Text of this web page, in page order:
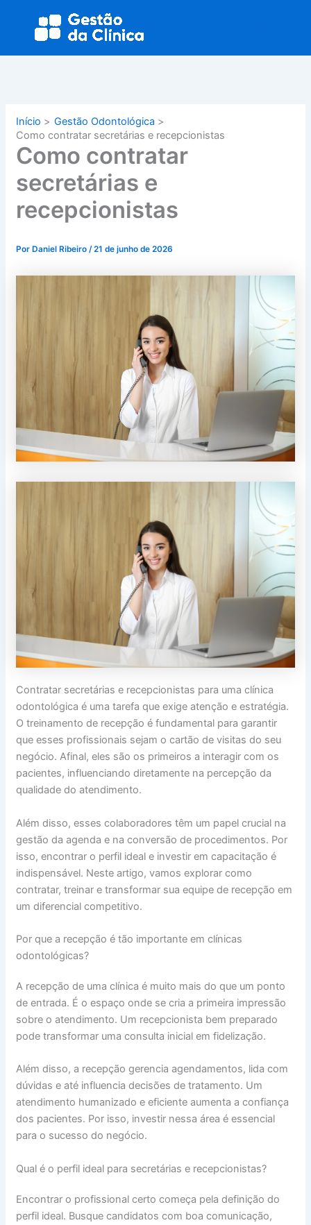
conteúdo
Início
Gestão Odontológica
Como contratar secretárias e recepcionistas
Como contratar
secretárias e
recepcionistas
Por Daniel Ribeiro /21 de junho de 2026
Contratar secretárias e recepcionistas para uma clínica
odontológica é uma tarefa que exige atenção e estratégia.
O treinamento de recepção é fundamental para garantir
que esses profissionais sejam o cartão de visitas do seu
negócio. Afinal, eles são os primeiros a interagir com os
pacientes, influenciando diretamente na percepção da
qualidade do atendimento.
Além disso, esses colaboradores têm um papel crucial na
gestão da agenda e na conversão de procedimentos. Por
isso, encontrar o perfil ideal e investir em capacitação é
indispensável. Neste artigo, vamos explorar como
contratar, treinar e transformar sua equipe de recepção em
um diferencial competitivo.
Por que a recepção é tão importante em clínicas
odontológicas?
A recepção de uma clínica é muito mais do que um ponto
de entrada. É o espaço onde se cria a primeira impressão
sobre o atendimento. Um recepcionista bem preparado
pode transformar uma consulta inicial em fidelização.
Além disso, a recepção gerencia agendamentos, lida com
dúvidas e até influencia decisões de tratamento. Um
atendimento humanizado e eficiente aumenta a confiança
dos pacientes. Por isso, investir nessa área é essencial
para o sucesso do negócio.
Qual é o perfil ideal para secretárias e recepcionistas?
Encontrar o profissional certo começa pela definição do
perfil ideal. Busque candidatos com boa comunicação,